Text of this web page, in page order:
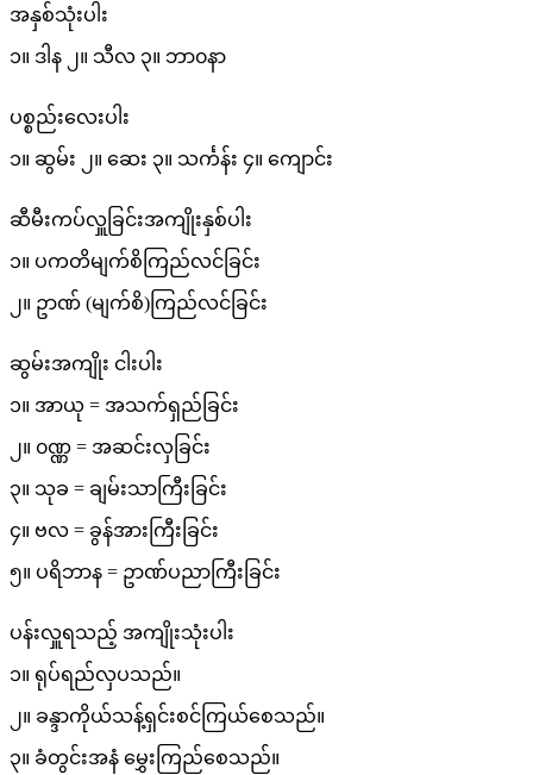
အနှစ်သုံးပါး
၁။ ဒါန ၂။ သီလ ၃။ ဘာ၀နာ
ပစ္စည်းလေးပါး
၁။ ဆွမ်း ၂။ ဆေး ၃။ သင်္ကန်း ၄။ ကျောင်း
ဆီမီးကပ်လှူခြင်းအကျိုးနှစ်ပါး
၁။ ပကတိမျက်စိကြည်လင်ခြင်း
၂။ ဥာဏ် (မျက်စိ)ကြည်လင်ခြင်း
ဆွမ်းအကျိုး ငါးပါး
၁။ အာယု = အသက်ရှည်ခြင်း
၂။ ၀ဏ္ဏ = အဆင်းလှခြင်း
၃။ သုခ = ချမ်းသာကြီးခြင်း
၄။ ဗလ = ခွန်အားကြီးခြင်း
၅။ ပရိဘာန = ဥာဏ်ပညာကြီးခြင်း
ပန်းလှူရသည့် အကျိုးသုံးပါး
၁။ ရုပ်ရည်လှပသည်။
၂။ ခန္ဒာကိုယ်သန့်ရှင်းစင်ကြယ်စေသည်။
၃။ ခံတွင်းအနံ မွှေးကြည်စေသည်။